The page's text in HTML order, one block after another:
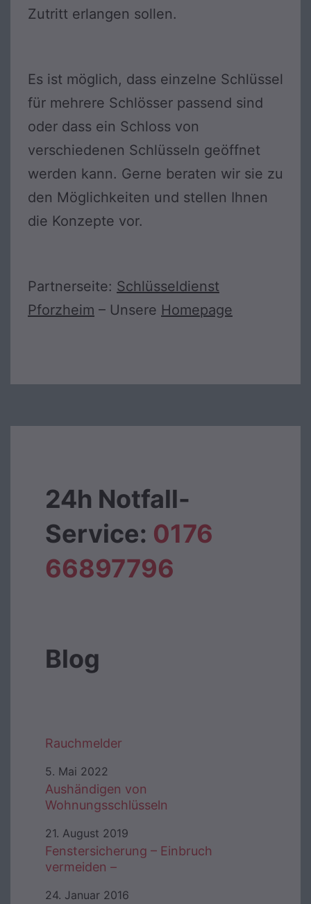
Zutritt erlangen sollen.
Es ist möglich, dass einzelne Schlüssel
für mehrere Schlösser passend sind
oder dass ein Schloss von
verschiedenen Schlüsseln geöffnet
werden kann. Gerne beraten wir sie zu
den Möglichkeiten und stellen Ihnen
die Konzepte vor.
Partnerseite: Schlüsseldienst
Pforzheim – Unsere Homepage
24h Notfall-
Service: 0176
66897796‬
Blog
Rauchmelder
5. Mai 2022
Aushändigen von
Wohnungsschlüsseln
21. August 2019
Fenstersicherung – Einbruch
vermeiden –
24. Januar 2016